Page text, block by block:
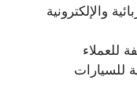
والإلكترونية
للعملاء
للسيارات